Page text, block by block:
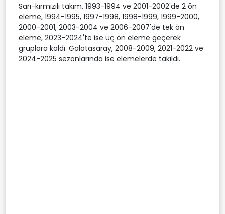
Sarı-kırmızılı takım, 1993-1994 ve 2001-2002'de 2 ön
eleme, 1994-1995, 1997-1998, 1998-1999, 1999-2000,
2000-2001, 2003-2004 ve 2006-2007'de tek ön
eleme, 2023-2024'te ise üç ön eleme geçerek
gruplara kaldı. Galatasaray, 2008-2009, 2021-2022 ve
2024-2025 sezonlarında ise elemelerde takıldı.